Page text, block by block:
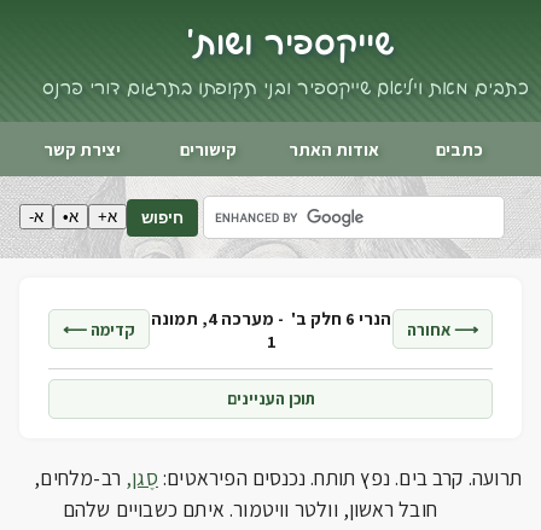
שייקספיר ושות'
כתבים מאת ויליאם שייקספיר ובני תקופתו בתרגום דורי פרנס
כתבים אודות האתר קישורים יצירת קשר
חיפוש א+ א• א-
⟶ אחורה הנרי 6 חלק ב' -
מערכה 4, תמונה
1
קדימה ⟵
תוכן העניינים
תרועה. קרב בים. נפץ תותח. נכנסים הפיראטים: סֶגן, רב-מלחים,
חובל ראשון, וולטר וויטמור. איתם כשבויים שלהם